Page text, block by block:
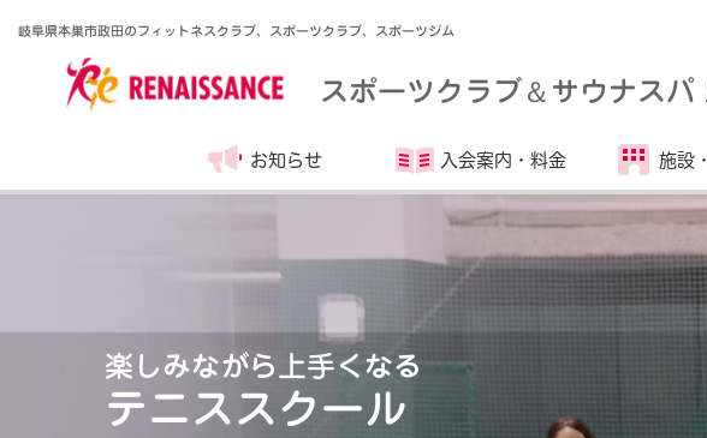
岐阜県本巣市政田のフィットネスクラブ、スポーツクラブ、スポーツジム
スポーツクラブ＆サウナスパ
お知らせ 入会案内・ 料金 施設・
楽しみながら上手くなる
テニススクール